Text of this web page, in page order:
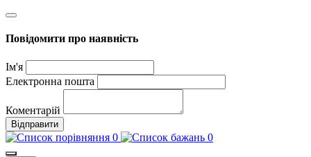
Повідомити про наявність
Ім'я
Електронна пошта
Коментарій
Відправити
0 0